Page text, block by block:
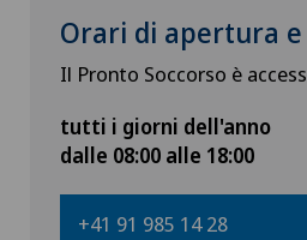
Orari di apertura
Il Pronto Soccorso è
tutti i giorni dell'anno
dalle 08:00 alle 18:00
+41 91 985 14 28